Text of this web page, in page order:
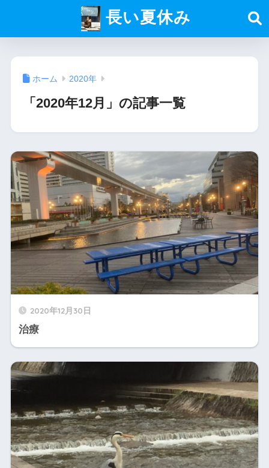
長い夏休み
ホーム 2020年
「2020年12月」の記事一覧
2020年12月30日
治療